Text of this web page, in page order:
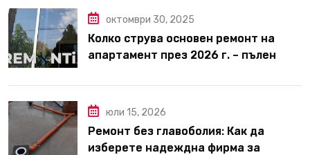
октомври 30, 2025
Колко струва основен ремонт на
апартамент през 2026 г. – пълен
юли 15, 2026
Ремонт без главоболия: Как да
изберете надеждна фирма за